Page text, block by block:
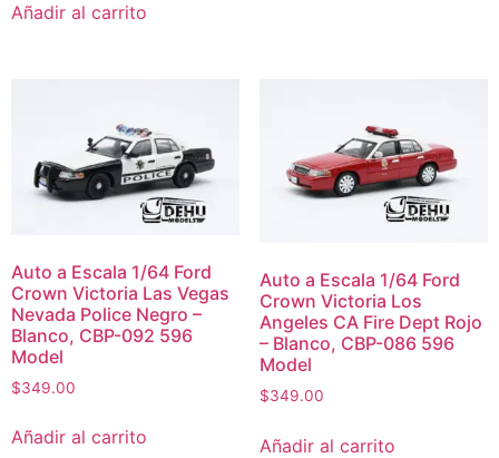
Añadir al carrito
Auto a Escala 1/64 Ford
Crown Victoria Las Vegas
Nevada Police Negro –
Blanco, CBP-092 596
Model
$349.00
Añadir al carrito
Auto a Escala 1/64 Ford
Crown Victoria Los
Angeles CA Fire Dept Rojo
– Blanco, CBP-086 596
Model
$349.00
Añadir al carrito